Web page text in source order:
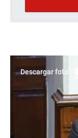
Descargar foto